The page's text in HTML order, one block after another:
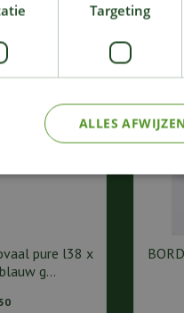
pure l38 x
g…
Targeting
ALLES